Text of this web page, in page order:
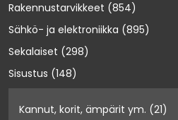
Rakennustarvikkeet (854)
Sähkö- ja elektroniikka (895)
Sekalaiset (298)
Sisustus (148)
Kannut, korit, ämpärit ym. (21)